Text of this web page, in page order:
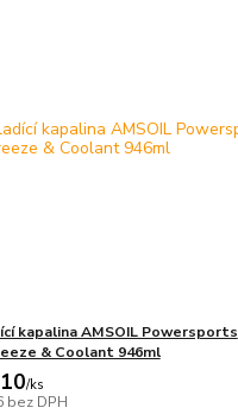
kapalina AMSOIL Powersports
& Coolant 946ml
/ks
bez DPH